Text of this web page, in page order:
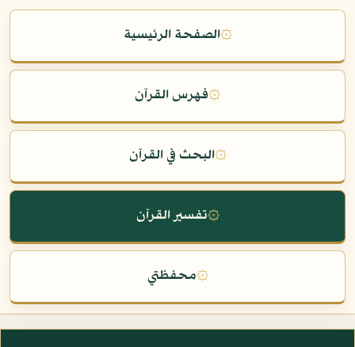
۞الصفحة الرئيسية
۞فهرس القرآن
۞البحث في القرآن
۞تفسير القرآن
۞محفظتي